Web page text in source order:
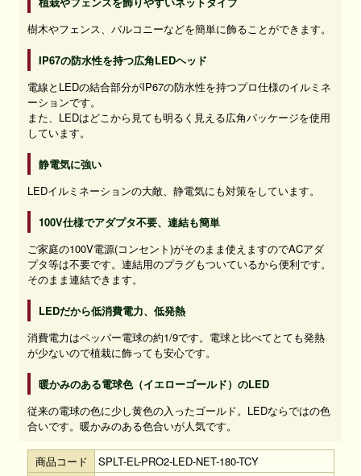
樹木やフェンス、バルコニーなどを簡単に飾ることができます。
IP67の防水性を持つ広角LEDヘッド
電線とLEDの結合部分がIP67の防水性を持つプロ仕様のイルミネ
ーションです。
また、LEDはどこから見ても明るく見える広角パッケージを使用
しています。
静電気に強い
LEDイルミネーションの大敵、静電気にも対策をしています。
100V仕様でアダプタ不要、連結も簡単
ご家庭の100V電源(コンセント)がそのまま使えますのでACアダ
プタ等は不要です。連結用のプラグもついているから便利です。
そのまま連結できます。
LEDだから低消費電力、低発熱
消費電力はペッパー電球の約1/9です。電球と比べてとても発熱
が少ないので植栽に飾っても安心です。
暖かみのある電球色（イエローゴールド）のLED
従来の電球の色に少し黄色の入ったゴールド。LEDならではの色
合いです。暖かみのある色合いが人気です。
商品コード SPLT-EL-PRO2-LED-NET-180-TCY